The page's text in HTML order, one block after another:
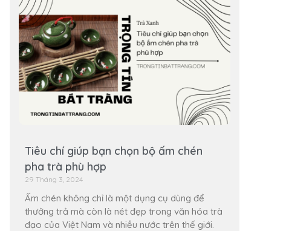
Tiêu chí giúp bạn chọn bộ ấm chén
pha trà phù hợp
29 Tháng 3, 2024
Ấm chén không chỉ là một dụng cụ dùng để
thưởng trả mà còn là nét đẹp trong văn hóa trà
đạo của Việt Nam và nhiều nước trên thế giới.